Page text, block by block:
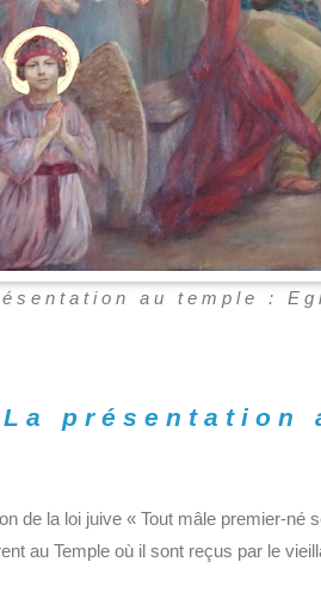
au temple :
La présentation
de la loi juive « Tout mâle premier-
au Temple où il sont reçus par le